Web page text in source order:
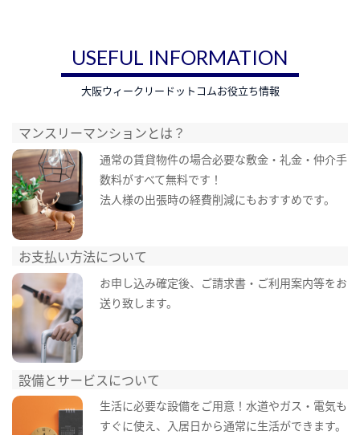
USEFUL INFORMATION
大阪ウィークリードットコムお役立ち情報
マンスリーマンションとは？
通常の賃貸物件の場合必要な敷金・礼金・仲介手
数料がすべて無料です！
法人様の出張時の経費削減にもおすすめです。
お支払い方法について
お申し込み確定後、ご請求書・ご利用案内等をお
送り致します。
設備とサービスについて
生活に必要な設備をご用意！水道やガス・電気も
すぐに使え、入居日から通常に生活ができます。